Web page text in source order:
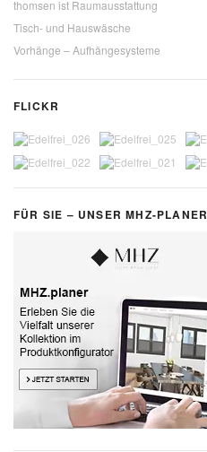
thomsen ist Raumausstattung
Tisch- und Hauswäsche
Vorhänge – Aufhängesysteme
FLICKR
FÜR SIE – UNSER MHZ-PLANER